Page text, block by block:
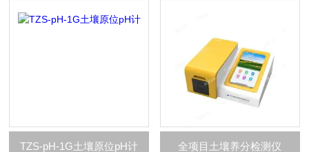
TZS-pH-1G土壤原位pH计 全项目土壤养分检测仪